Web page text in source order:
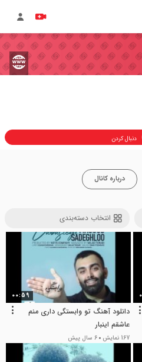
دنبال کردن
درباره کانال
انتخاب دسته‌بندی
00:59
دانلود آهنگ تو وابستگی داری منم
عاشقم اینبار
167 نمایش 6 سال پیش